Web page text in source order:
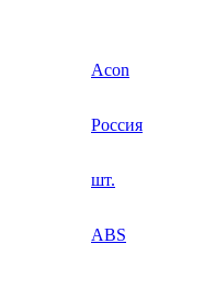
Acon
Россия
шт.
ABS